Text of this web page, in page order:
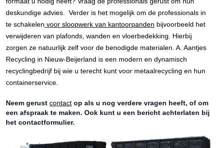
deskundige advies. Verder is het mogelijk om de professionals in
te schakelen voor sloopwerk van kantoorpanden bijvoorbeeld het
verwijderen van plafonds, wanden en vloerbedekking. Hierbij
zorgen ze natuurlijk zelf voor de benodigde materialen. A. Aantjes
Recycling in Nieuw-Beijerland is een modern en dynamisch
recyclingbedrijf bij wie u terecht kunt voor metaalrecycling en hun
containerservice.
Neem gerust contact op als u nog verdere vragen heeft, of om
een afspraak te maken. Ook kunt u een bericht achterlaten bij
het contactformulier.